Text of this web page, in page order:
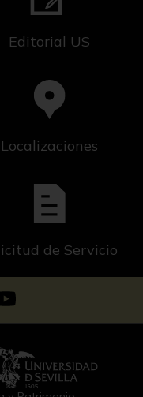
Editorial US
Localizaciones
de Servicio